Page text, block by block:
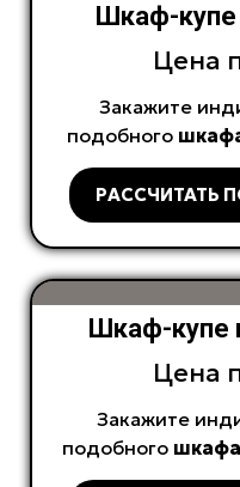
Шкаф-
Цена
Закажите
подобного
РАССЧИТАТЬ
Шкаф-купе
Цена
Закажите
подобного